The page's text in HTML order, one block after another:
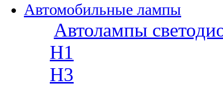
Автомобильные лампы
Автолампы
H1
H3